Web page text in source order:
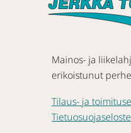
Mainos- ja
erikoistunut
Tilaus- ja
Tietuosuojaseloste